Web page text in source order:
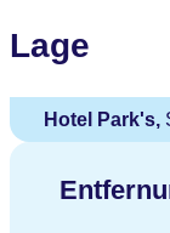
Lage
Hotel Park's,